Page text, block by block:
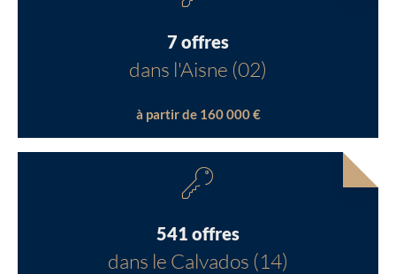
7 offres
dans l'Aisne (02)
à partir de 160 000 €
541 offres
dans le Calvados (14)